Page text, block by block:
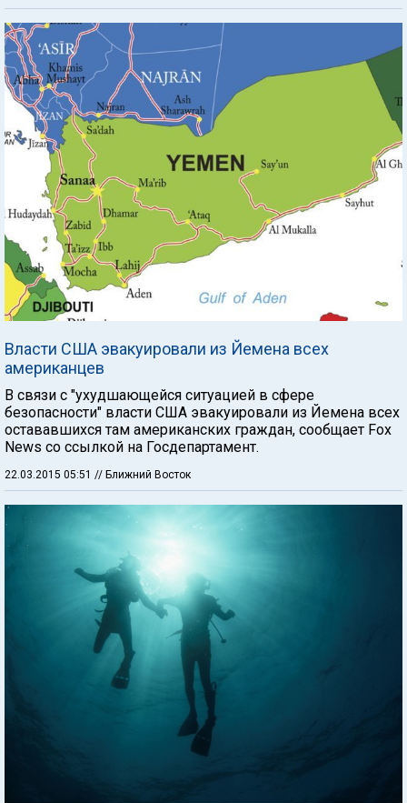
Власти США эвакуировали из Йемена всех
американцев
В связи с "ухудшающейся ситуацией в сфере
безопасности" власти США эвакуировали из Йемена всех
остававшихся там американских граждан, сообщает Fox
News со ссылкой на Госдепартамент.
22.03.2015 05:51 // Ближний Восток